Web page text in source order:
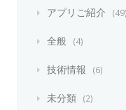
アプリご紹介 49
全般 4
技術情報 6
未分類 2